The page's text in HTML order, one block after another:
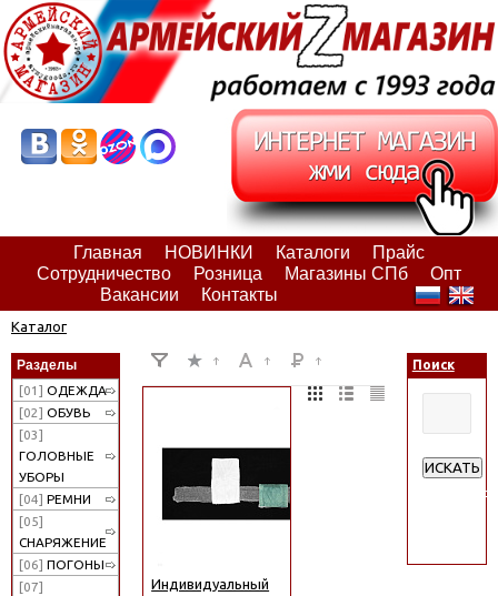
Главная НОВИНКИ Каталоги
Прайс
Сотрудничество
Розница Магазины СПб
Опт
Вакансии
Контакты
Каталог
Разделы
[01] ОДЕЖДА
[02] ОБУВЬ
[03]
ГОЛОВНЫЕ
УБОРЫ
[04] РЕМНИ
[05]
СНАРЯЖЕНИЕ
[06] ПОГОНЫ
[07]
Индивидуальный
Поиск
ИСКАТЬ